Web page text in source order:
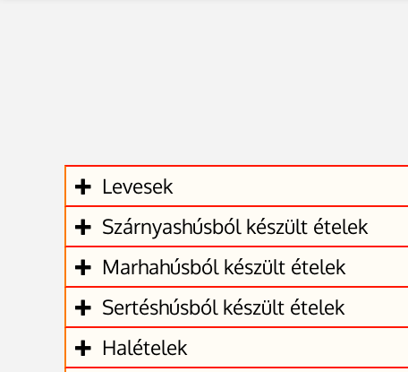
Levesek
Szárnyashúsból készült ételek
Marhahúsból készült ételek
Sertéshúsból készült ételek
Halételek